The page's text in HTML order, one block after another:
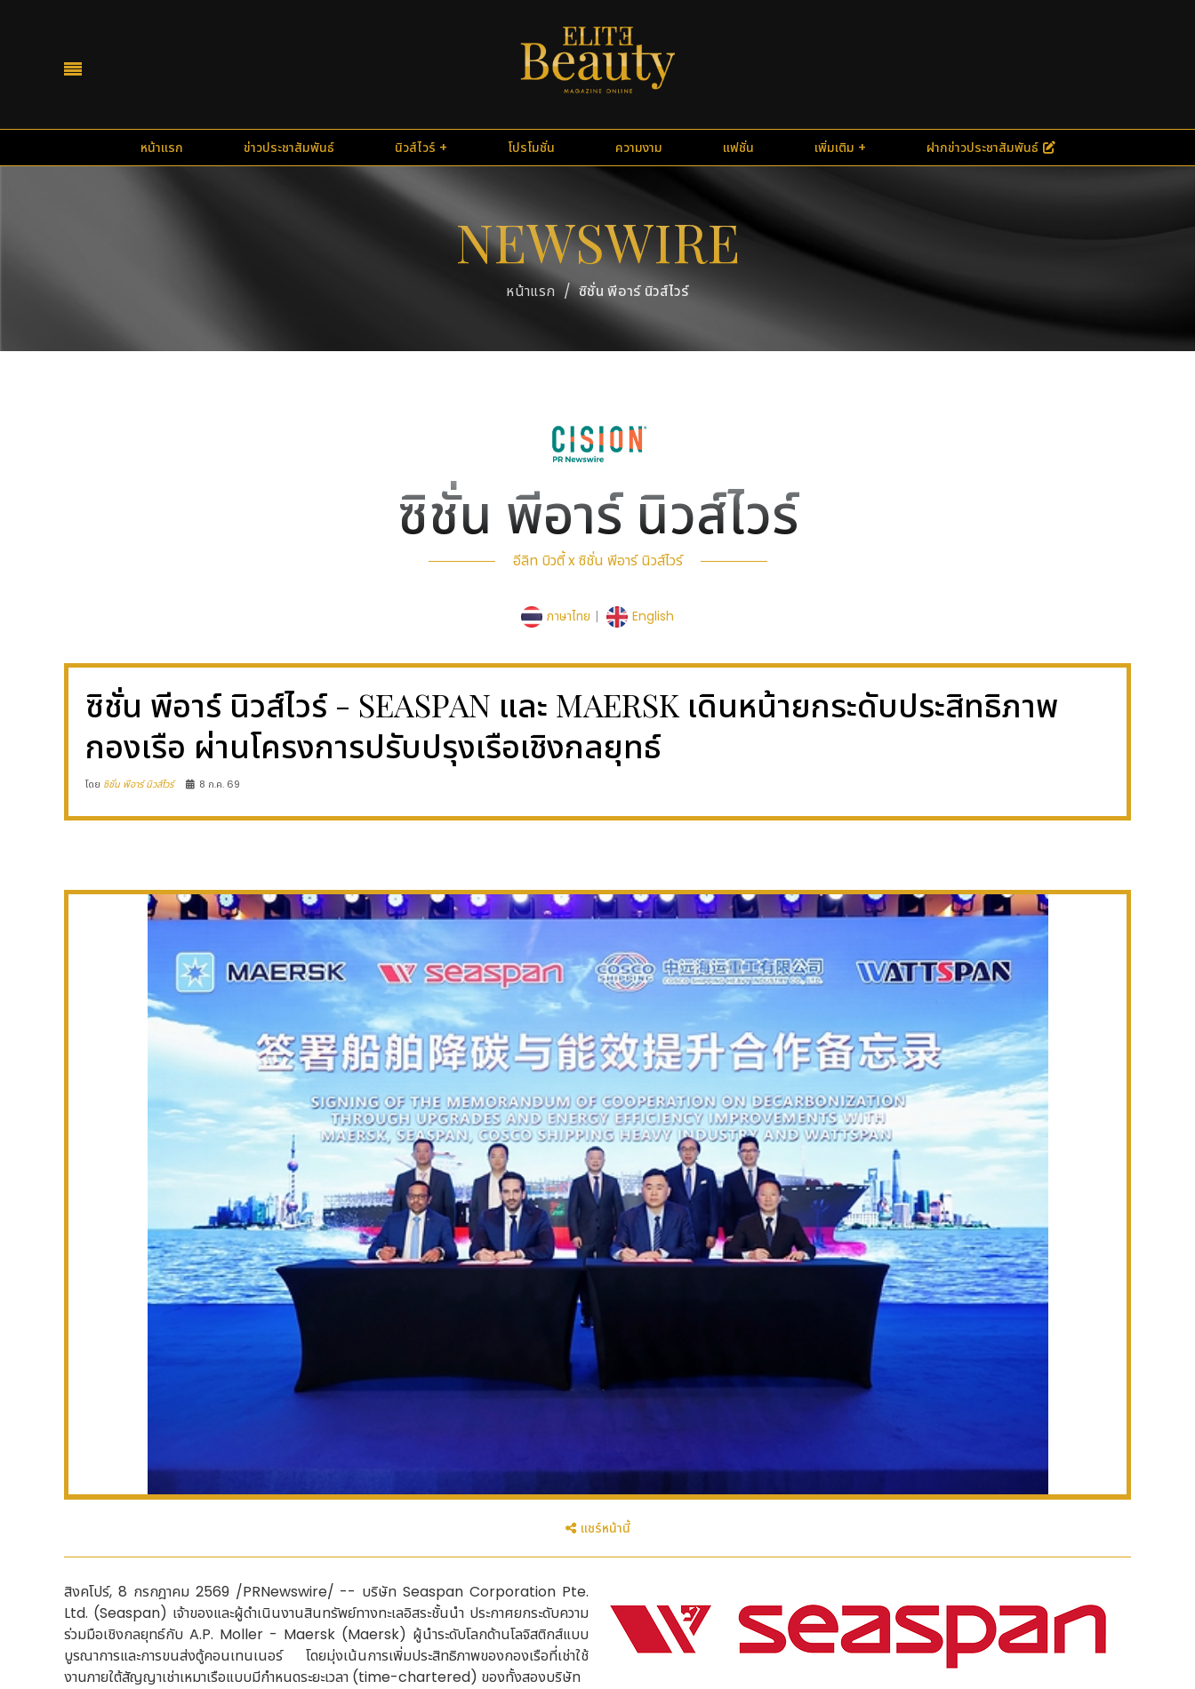
หน้าแรก ข่าวประชาสัมพันธ์ นิวส์ไวร์ โปรโมชั่น ความงาม แฟชั่น เพิ่มเติม ฝากข่าวประชาสัมพันธ์
NEWSWIRE
หน้าแรก / ซิชั่น พีอาร์ นิวส์ไวร์
ซิชั่น พีอาร์ นิวส์ไวร์
อีลิท บิวตี้ x ซิชั่น พีอาร์ นิวส์ไวร์
ภาษาไทย | English
ซิชั่น พีอาร์ นิวส์ไวร์ - SEASPAN และ MAERSK เดินหน้ายกระดับประสิทธิภาพ
กองเรือ ผ่านโครงการปรับปรุงเรือเชิงกลยุทธ์
โดย ซิชั่น พีอาร์ นิวส์ไวร์ 8 ก.ค. 69
แชร์หน้านี้
สิงคโปร์, 8 กรกฎาคม 2569/PRNewswire/ -- บริษัท Seaspan Corporation Pte.
Ltd. (Seaspan) เจ้าของและผู้ดำเนินงานสินทรัพย์ทางทะเลอิสระชั้นนำ ประกาศยกระดับความ
ร่วมมือเชิงกลยุทธ์กับ A.P. Moller - Maersk (Maersk) ผู้นำระดับโลกด้านโลจิสติกส์แบบ
บูรณาการและการขนส่งตู้คอนเทนเนอร์ โดยมุ่งเน้นการเพิ่มประสิทธิภาพของกองเรือที่เช่าใช้
งานภายใต้สัญญาเช่าเหมาเรือแบบมีกำหนดระยะเวลา (time-chartered) ของทั้งสองบริษัท